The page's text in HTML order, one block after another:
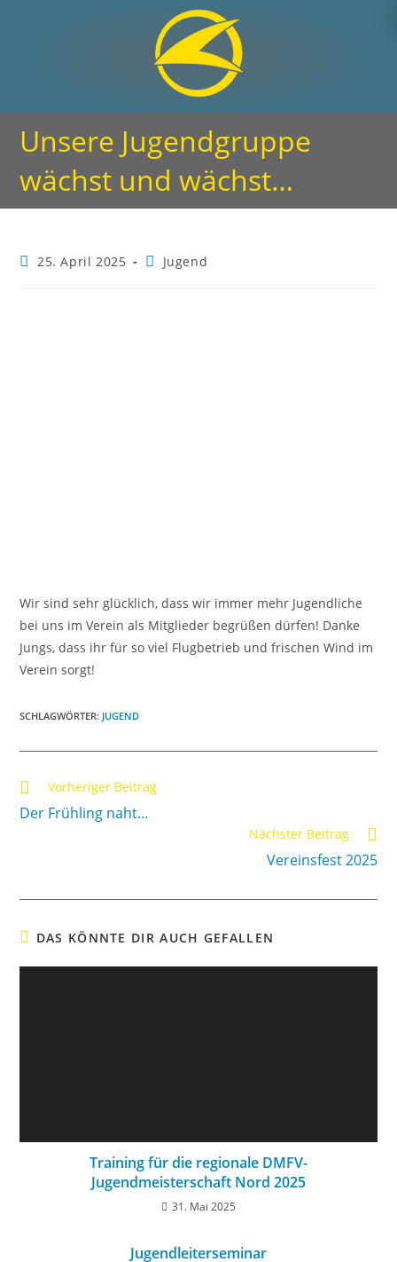
Unsere Jugendgruppe
wächst und wächst…
25. April 2025 Jugend
Wir sind sehr glücklich, dass wir immer mehr Jugendliche
bei uns im Verein als Mitglieder begrüßen dürfen! Danke
Jungs, dass ihr für so viel Flugbetrieb und frischen Wind im
Verein sorgt!
SCHLAGWÖRTER: JUGEND
Vorheriger Beitrag
Der Frühling naht…
Nächster Beitrag
Vereinsfest 2025
DAS KÖNNTE DIR AUCH GEFALLEN
Training für die regionale DMFV-
Jugendmeisterschaft Nord 2025
31. Mai 2025
Jugendleiterseminar